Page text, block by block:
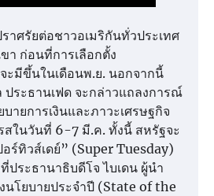
าศรัยต่อชาวอเมริกันทั่วประเทศ
า ก่อนที่การเลือกตั้ง
ะมีขึ้นในเดือนพ.ย. นอกจากนี้
ประธานเฟด จะกล่าวแถลงการณ์
ายการเงินและภาวะเศรษฐกิจ
สในวันที่ 6-7 มี.ค. ทั้งนี้ สหรัฐจะ
อร์ทิวส์เดย์” (Super Tuesday)
ระธานาธิบดีโจ ไบเดน ผู้นำ
โยบายประจำปี (State of the